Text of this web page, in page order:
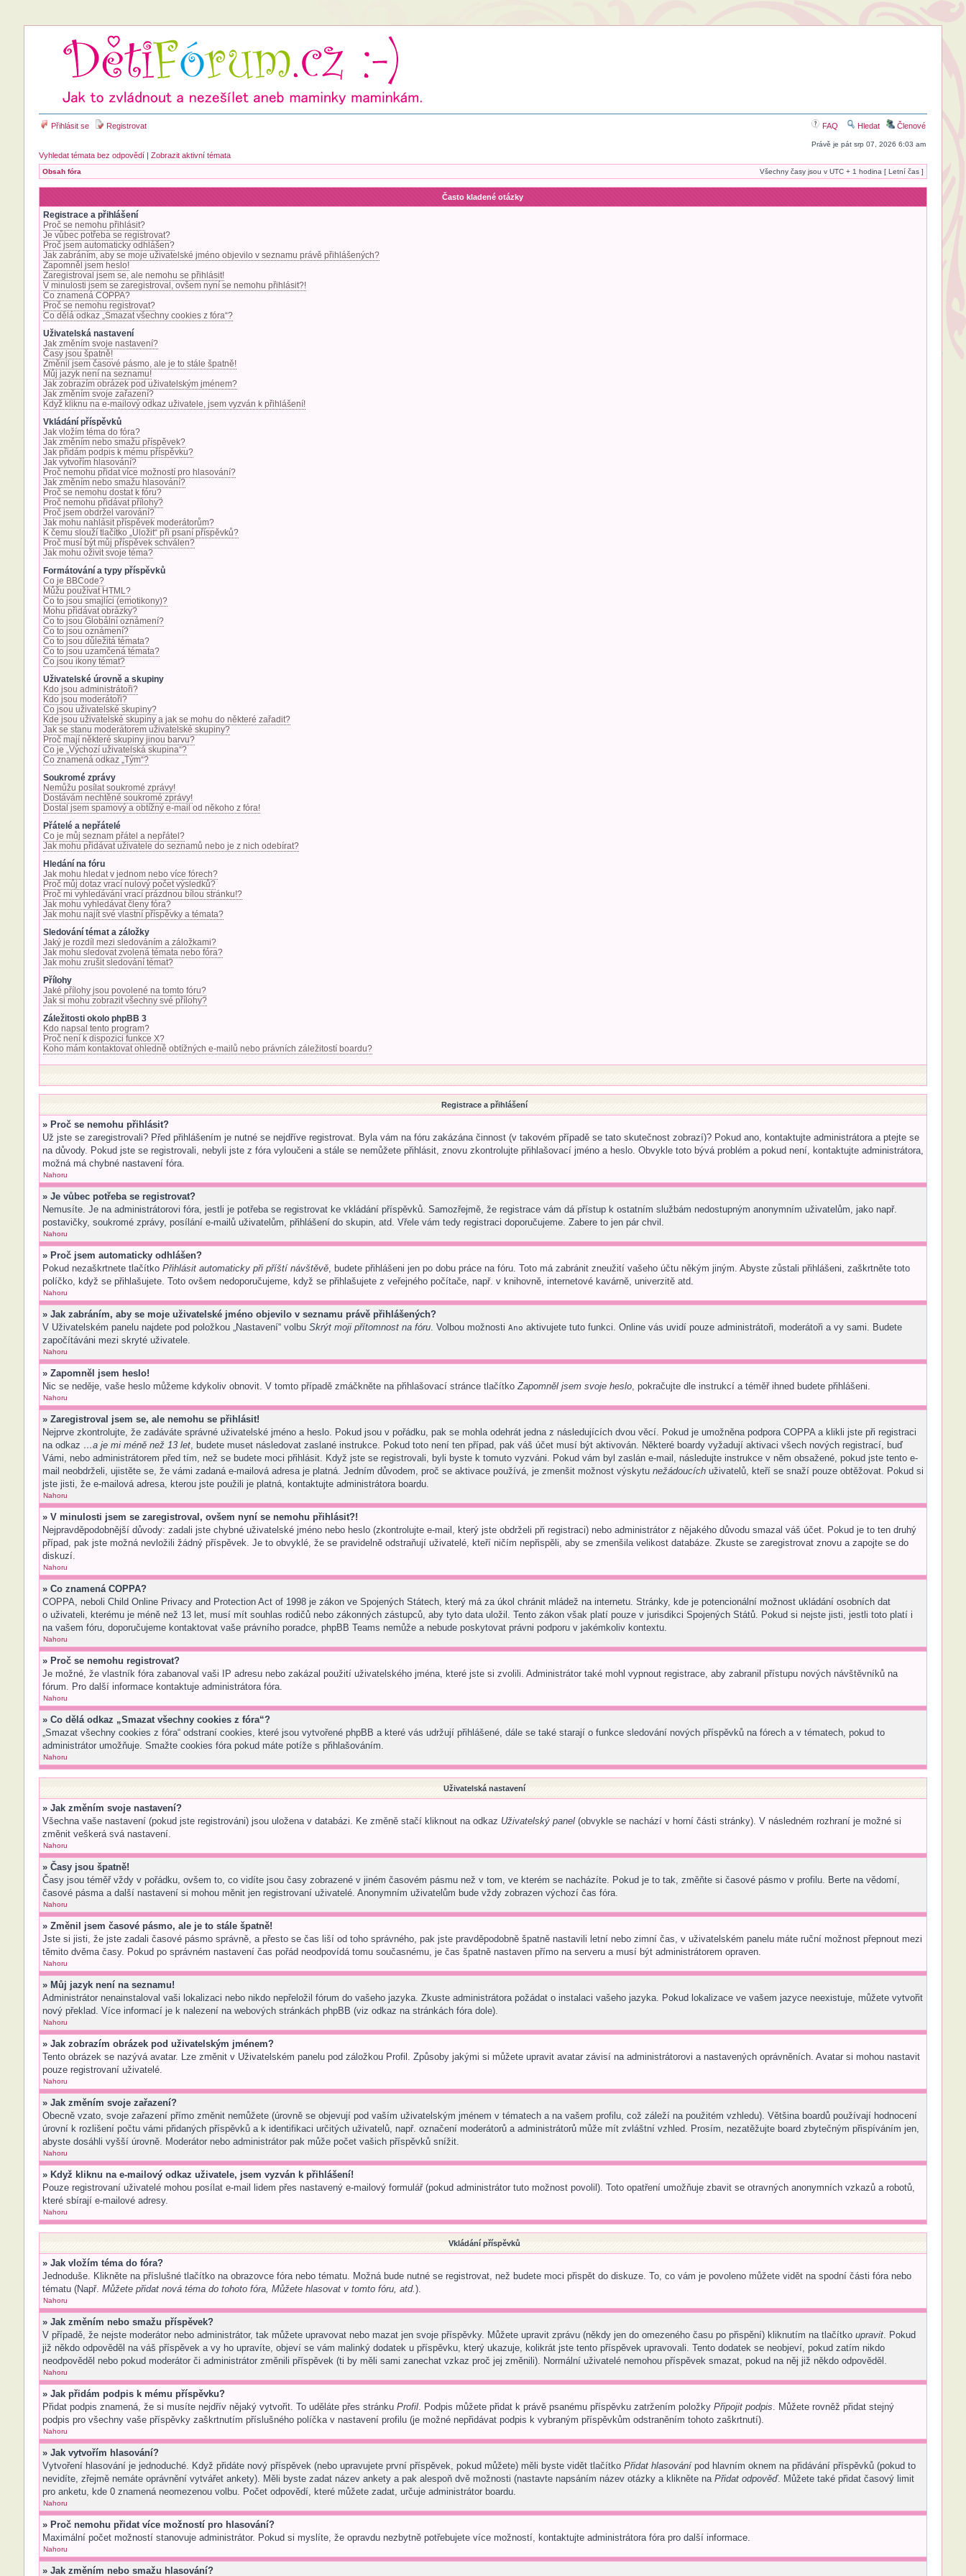
Přihlásit se Registrovat FAQ Hledat Členové
Právě je pát srp 07, 2026 6:03 am
Vyhledat témata bez odpovědí| Zobrazit aktivní témata
Obsah fóra Všechny časy jsou v UTC + 1 hodina [ Letní čas ]
Často kladené otázky
Registrace a přihlášení
Proč se nemohu přihlásit?
Je vůbec potřeba se registrovat?
Proč jsem automaticky odhlášen?
Jak zabráním, aby se moje uživatelské jméno objevilo v seznamu právě přihlášených?
Zapomněl jsem heslo!
Zaregistroval jsem se, ale nemohu se přihlásit!
V minulosti jsem se zaregistroval, ovšem nyní se nemohu přihlásit?!
Co znamená COPPA?
Proč se nemohu registrovat?
Co dělá odkaz „Smazat všechny cookies z fóra“?
Uživatelská nastavení
Jak změním svoje nastavení?
Časy jsou špatně!
Změnil jsem časové pásmo, ale je to stále špatně!
Můj jazyk není na seznamu!
Jak zobrazím obrázek pod uživatelským jménem?
Jak změním svoje zařazení?
Když kliknu na e-mailový odkaz uživatele, jsem vyzván k přihlášení!
Vkládání příspěvků
Jak vložím téma do fóra?
Jak změním nebo smažu příspěvek?
Jak přidám podpis k mému příspěvku?
Jak vytvořím hlasování?
Proč nemohu přidat více možností pro hlasování?
Jak změním nebo smažu hlasování?
Proč se nemohu dostat k fóru?
Proč nemohu přidávat přílohy?
Proč jsem obdržel varování?
Jak mohu nahlásit příspěvek moderátorům?
K čemu slouží tlačítko „Uložit“ při psaní příspěvků?
Proč musí být můj příspěvek schválen?
Jak mohu oživit svoje téma?
Formátování a typy příspěvků
Co je BBCode?
Můžu používat HTML?
Co to jsou smajlíci (emotikony)?
Mohu přidávat obrázky?
Co to jsou Globální oznámení?
Co to jsou oznámení?
Co to jsou důležitá témata?
Co to jsou uzamčená témata?
Co jsou ikony témat?
Uživatelské úrovně a skupiny
Kdo jsou administrátoři?
Kdo jsou moderátoři?
Co jsou uživatelské skupiny?
Kde jsou uživatelské skupiny a jak se mohu do některé zařadit?
Jak se stanu moderátorem uživatelské skupiny?
Proč mají některé skupiny jinou barvu?
Co je „Výchozí uživatelská skupina“?
Co znamená odkaz „Tým“?
Soukromé zprávy
Nemůžu posílat soukromé zprávy!
Dostávám nechtěné soukromé zprávy!
Dostal jsem spamový a obtížný e-mail od někoho z fóra!
Přátelé a nepřátelé
Co je můj seznam přátel a nepřátel?
Jak mohu přidávat uživatele do seznamů nebo je z nich odebírat?
Hledání na fóru
Jak mohu hledat v jednom nebo více fórech?
Proč můj dotaz vrací nulový počet výsledků?
Proč mi vyhledávání vrací prázdnou bílou stránku!?
Jak mohu vyhledávat členy fóra?
Jak mohu najít své vlastní příspěvky a témata?
Sledování témat a záložky
Jaký je rozdíl mezi sledováním a záložkami?
Jak mohu sledovat zvolená témata nebo fóra?
Jak mohu zrušit sledování témat?
Přílohy
Jaké přílohy jsou povolené na tomto fóru?
Jak si mohu zobrazit všechny své přílohy?
Záležitosti okolo phpBB 3
Kdo napsal tento program?
Proč není k dispozici funkce X?
Koho mám kontaktovat ohledně obtížných e-mailů nebo právních záležitostí boardu?
Registrace a přihlášení
» Proč se nemohu přihlásit?
Už jste se zaregistrovali? Před přihlášením je nutné se nejdříve registrovat. Byla vám na fóru zakázána činnost (v takovém případě se tato skutečnost zobrazí)? Pokud ano, kontaktujte administrátora a ptejte se
na důvody. Pokud jste se registrovali, nebyli jste z fóra vyloučeni a stále se nemůžete přihlásit, znovu zkontrolujte přihlašovací jméno a heslo. Obvykle toto bývá problém a pokud není, kontaktujte administrátora,
možná má chybné nastavení fóra.
Nahoru
» Je vůbec potřeba se registrovat?
Nemusíte. Je na administrátorovi fóra, jestli je potřeba se registrovat ke vkládání příspěvků. Samozřejmě, že registrace vám dá přístup k ostatním službám nedostupným anonymním uživatelům, jako např.
postavičky, soukromé zprávy, posílání e-mailů uživatelům, přihlášení do skupin, atd. Vřele vám tedy registraci doporučujeme. Zabere to jen pár chvil.
Nahoru
» Proč jsem automaticky odhlášen?
Pokud nezaškrtnete tlačítko Přihlásit automaticky při příští návštěvě, budete přihlášeni jen po dobu práce na fóru. Toto má zabránit zneužití vašeho účtu někým jiným. Abyste zůstali přihlášeni, zaškrtněte toto
políčko, když se přihlašujete. Toto ovšem nedoporučujeme, když se přihlašujete z veřejného počítače, např. v knihovně, internetové kavárně, univerzitě atd.
Nahoru
» Jak zabráním, aby se moje uživatelské jméno objevilo v seznamu právě přihlášených?
V Uživatelském panelu najdete pod položkou „Nastavení“ volbu Skrýt moji přítomnost na fóru. Volbou možnosti Ano aktivujete tuto funkci. Online vás uvidí pouze administrátoři, moderátoři a vy sami. Budete
započítáváni mezi skryté uživatele.
Nahoru
» Zapomněl jsem heslo!
Nic se neděje, vaše heslo můžeme kdykoliv obnovit. V tomto případě zmáčkněte na přihlašovací stránce tlačítkoZapomněl jsem svoje heslo, pokračujte dle instrukcí a téměř ihned budete přihlášeni.
Nahoru
» Zaregistroval jsem se, ale nemohu se přihlásit!
Nejprve zkontrolujte, že zadáváte správné uživatelské jméno a heslo. Pokud jsou v pořádku, pak se mohla odehrát jedna z následujících dvou věcí. Pokud je umožněna podpora COPPA a klikli jste při registraci
na odkaz …a je mi méně než 13 let, budete muset následovat zaslané instrukce. Pokud toto není ten případ, pak váš účet musí být aktivován. Některé boardy vyžadují aktivaci všech nových registrací, buď
Vámi, nebo administrátorem před tím, než se budete moci přihlásit. Když jste se registrovali, byli byste k tomuto vyzváni. Pokud vám byl zaslán e-mail, následujte instrukce v něm obsažené, pokud jste tento e-
mail neobdrželi, ujistěte se, že vámi zadaná e-mailová adresa je platná. Jedním důvodem, proč se aktivace používá, je zmenšit možnost výskytu nežádoucíchuživatelů, kteří se snaží pouze obtěžovat. Pokud si
jste jisti, že e-mailová adresa, kterou jste použili je platná, kontaktujte administrátora boardu.
Nahoru
» V minulosti jsem se zaregistroval, ovšem nyní se nemohu přihlásit?!
Nejpravděpodobnější důvody: zadali jste chybné uživatelské jméno nebo heslo (zkontrolujte e-mail, který jste obdrželi při registraci) nebo administrátor z nějakého důvodu smazal váš účet. Pokud je to ten druhý
případ, pak jste možná nevložili žádný příspěvek. Je to obvyklé, že se pravidelně odstraňují uživatelé, kteří ničím nepřispěli, aby se zmenšila velikost databáze. Zkuste se zaregistrovat znovu a zapojte se do
diskuzí.
Nahoru
» Co znamená COPPA?
COPPA, neboli Child Online Privacy and Protection Act of 1998 je zákon ve Spojených Státech, který má za úkol chránit mládež na internetu. Stránky, kde je potencionální možnost ukládání osobních dat
o uživateli, kterému je méně než 13 let, musí mít souhlas rodičů nebo zákonných zástupců, aby tyto data uložil. Tento zákon však platí pouze v jurisdikci Spojených Států. Pokud si nejste jisti, jestli toto platí i
na vašem fóru, doporučujeme kontaktovat vaše právního poradce, phpBB Teams nemůže a nebude poskytovat právni podporu v jakémkoliv kontextu.
Nahoru
» Proč se nemohu registrovat?
Je možné, že vlastník fóra zabanoval vaši IP adresu nebo zakázal použití uživatelského jména, které jste si zvolili. Administrátor také mohl vypnout registrace, aby zabranil přístupu nových návštěvníků na
fórum. Pro další informace kontaktuje administrátora fóra.
Nahoru
» Co dělá odkaz „Smazat všechny cookies z fóra“?
„Smazat všechny cookies z fóra“ odstraní cookies, které jsou vytvořené phpBB a které vás udržují přihlášené, dále se také starají o funkce sledování nových příspěvků na fórech a v tématech, pokud to
administrátor umožňuje. Smažte cookies fóra pokud máte potíže s přihlašováním.
Nahoru
Uživatelská nastavení
» Jak změním svoje nastavení?
Všechna vaše nastavení (pokud jste registrováni) jsou uložena v databázi. Ke změně stačí kliknout na odkaz Uživatelský panel(obvykle se nachází v horní části stránky). V následném rozhraní je možné si
změnit veškerá svá nastavení.
Nahoru
» Časy jsou špatně!
Časy jsou téměř vždy v pořádku, ovšem to, co vidíte jsou časy zobrazené v jiném časovém pásmu než v tom, ve kterém se nacházíte. Pokud je to tak, změňte si časové pásmo v profilu. Berte na vědomí,
časové pásma a další nastavení si mohou měnit jen registrovaní uživatelé. Anonymním uživatelům bude vždy zobrazen výchozí čas fóra.
Nahoru
» Změnil jsem časové pásmo, ale je to stále špatně!
Jste si jisti, že jste zadali časové pásmo správně, a přesto se čas liší od toho správného, pak jste pravděpodobně špatně nastavili letní nebo zimní čas, v uživatelském panelu máte ruční možnost přepnout mezi
těmito dvěma časy. Pokud po správném nastavení čas pořád neodpovídá tomu současnému, je čas špatně nastaven přímo na serveru a musí být administrátorem opraven.
Nahoru
» Můj jazyk není na seznamu!
Administrátor nenainstaloval vaši lokalizaci nebo nikdo nepřeložil fórum do vašeho jazyka. Zkuste administrátora požádat o instalaci vašeho jazyka. Pokud lokalizace ve vašem jazyce neexistuje, můžete vytvořit
nový překlad. Více informací je k nalezení na webových stránkách phpBB (viz odkaz na stránkách fóra dole).
Nahoru
» Jak zobrazím obrázek pod uživatelským jménem?
Tento obrázek se nazývá avatar. Lze změnit v Uživatelském panelu pod záložkou Profil. Způsoby jakými si můžete upravit avatar závisí na administrátorovi a nastavených oprávněních. Avatar si mohou nastavit
pouze registrovaní uživatelé.
Nahoru
» Jak změním svoje zařazení?
Obecně vzato, svoje zařazení přímo změnit nemůžete (úrovně se objevují pod vaším uživatelským jménem v tématech a na vašem profilu, což záleží na použitém vzhledu). Většina boardů používají hodnocení
úrovní k rozlišení počtu vámi přidaných příspěvků a k identifikaci určitých uživatelů, např. označení moderátorů a administrátorů může mít zvláštní vzhled. Prosím, nezatěžujte board zbytečným přispíváním jen,
abyste dosáhli vyšší úrovně. Moderátor nebo administrátor pak může počet vašich příspěvků snížit.
Nahoru
» Když kliknu na e-mailový odkaz uživatele, jsem vyzván k přihlášení!
Pouze registrovaní uživatelé mohou posílat e-mail lidem přes nastavený e-mailový formulář (pokud administrátor tuto možnost povolil). Toto opatření umožňuje zbavit se otravných anonymních vzkazů a robotů,
které sbírají e-mailové adresy.
Nahoru
Vkládání příspěvků
» Jak vložím téma do fóra?
Jednoduše. Klikněte na příslušné tlačítko na obrazovce fóra nebo tématu. Možná bude nutné se registrovat, než budete moci přispět do diskuze. To, co vám je povoleno můžete vidět na spodní části fóra nebo
tématu (Např. Můžete přidat nová téma do tohoto fóra, Můžete hlasovat v tomto fóru, atd.).
Nahoru
» Jak změním nebo smažu příspěvek?
V případě, že nejste moderátor nebo administrátor, tak můžete upravovat nebo mazat jen svoje příspěvky. Můžete upravit zprávu (někdy jen do omezeného času po přispění) kliknutím na tlačítko upravit. Pokud
již někdo odpověděl na váš příspěvek a vy ho upravíte, objeví se vám malinký dodatek u příspěvku, který ukazuje, kolikrát jste tento příspěvek upravovali. Tento dodatek se neobjeví, pokud zatím nikdo
neodpověděl nebo pokud moderátor či administrátor změnili příspěvek (ti by měli sami zanechat vzkaz proč jej změnili). Normální uživatelé nemohou příspěvek smazat, pokud na něj již někdo odpověděl.
Nahoru
» Jak přidám podpis k mému příspěvku?
Přidat podpis znamená, že si musíte nejdřív nějaký vytvořit. To uděláte přes stránku Profil. Podpis můžete přidat k právě psanému příspěvku zatržením položky Připojit podpis. Můžete rovněž přidat stejný
podpis pro všechny vaše příspěvky zaškrtnutím příslušného políčka v nastavení profilu (je možné nepřidávat podpis k vybraným příspěvkům odstraněním tohoto zaškrtnutí).
Nahoru
» Jak vytvořím hlasování?
Vytvoření hlasování je jednoduché. Když přidáte nový příspěvek (nebo upravujete první příspěvek, pokud můžete) měli byste vidět tlačítko Přidat hlasovánípod hlavním oknem na přidávání příspěvků (pokud to
nevidíte, zřejmě nemáte oprávnění vytvářet ankety). Měli byste zadat název ankety a pak alespoň dvě možnosti (nastavte napsáním název otázky a klikněte na Přidat odpověď. Můžete také přidat časový limit
pro anketu, kde 0 znamená neomezenou volbu. Počet odpovědí, které můžete zadat, určuje administrátor boardu.
Nahoru
» Proč nemohu přidat více možností pro hlasování?
Maximální počet možností stanovuje administrátor. Pokud si myslíte, že opravdu nezbytně potřebujete více možností, kontaktujte administrátora fóra pro další informace.
Nahoru
» Jak změním nebo smažu hlasování?